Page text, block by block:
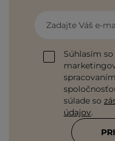
Zadajte Váš e-
Súhlasím
súlade so
údajov.